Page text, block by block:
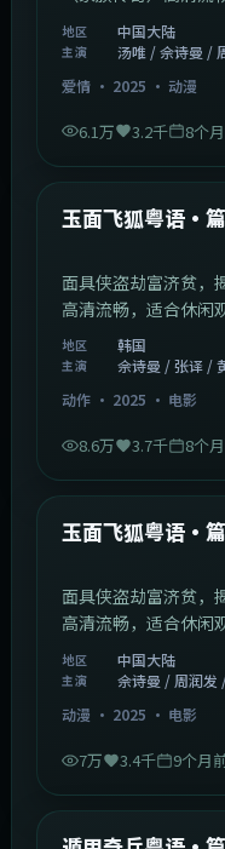
地区 中国大陆
主演
汤唯 / 佘诗曼 /
爱情· 2025 · 动漫
6.1万 3.2千 8个
最新
玉面飞狐粤语·
面具侠盗劫富济贫，
高清流畅，适合休闲
地区 韩国
主演
佘诗曼 / 张译 /
动作· 2025 · 电影
8.6万 3.7千 8个
最新
玉面飞狐粤语·
面具侠盗劫富济贫，
高清流畅，适合休闲
地区 中国大陆
主演
佘诗曼 / 周润发
动漫 · 2025 · 电影
7万 3.4千 9个月
最新